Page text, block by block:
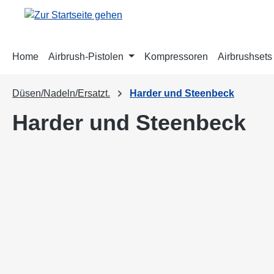
Hauptinhalt springen
Zur Suche springen
Zur Hauptnavigation springen
Home Airbrush-Pistolen Kompressoren Airbrushsets
Düsen/Nadeln/Ersatzt. Harder und Steenbeck
Harder und Steenbeck